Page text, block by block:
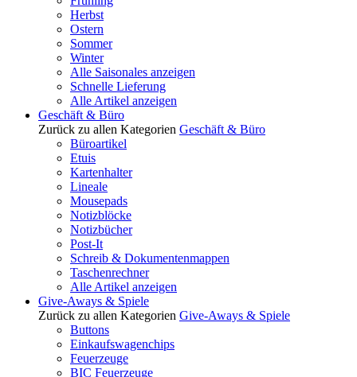
Herbst
Ostern
Sommer
Winter
Alle Saisonales anzeigen
Schnelle Lieferung
Alle Artikel anzeigen
Geschäft & Büro
Zurück zu allen Kategorien Geschäft & Büro
Büroartikel
Etuis
Kartenhalter
Lineale
Mousepads
Notizblöcke
Notizbücher
Post-It
Schreib & Dokumentenmappen
Taschenrechner
Alle Artikel anzeigen
Give-Aways & Spiele
Zurück zu allen Kategorien Give-Aways & Spiele
Buttons
Einkaufswagenchips
Feuerzeuge
BIC Feuerzeuge